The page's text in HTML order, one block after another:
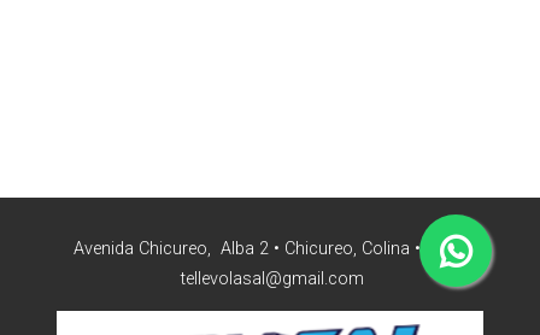
Avenida Chicureo, Alba 2 • Chicureo, Colina • Chile
tellevolasal@gmail.com